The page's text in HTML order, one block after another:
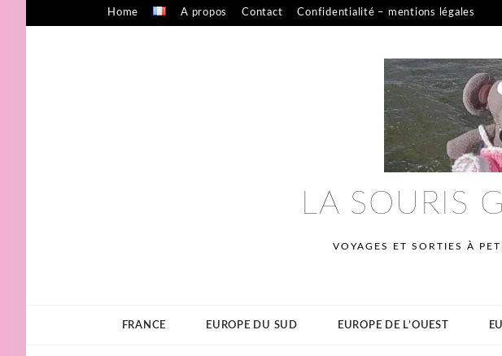
to
Home A propos Contact Confidentialité – mentions légales
LA SOURIS
VOYAGES ET SORTIES À
FRANCE EUROPE DU SUD EUROPE DE L’OUEST